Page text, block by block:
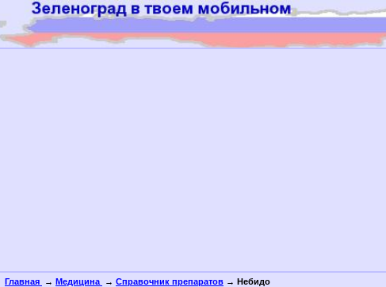
Главная → Медицина → Справочник препаратов → Небидо